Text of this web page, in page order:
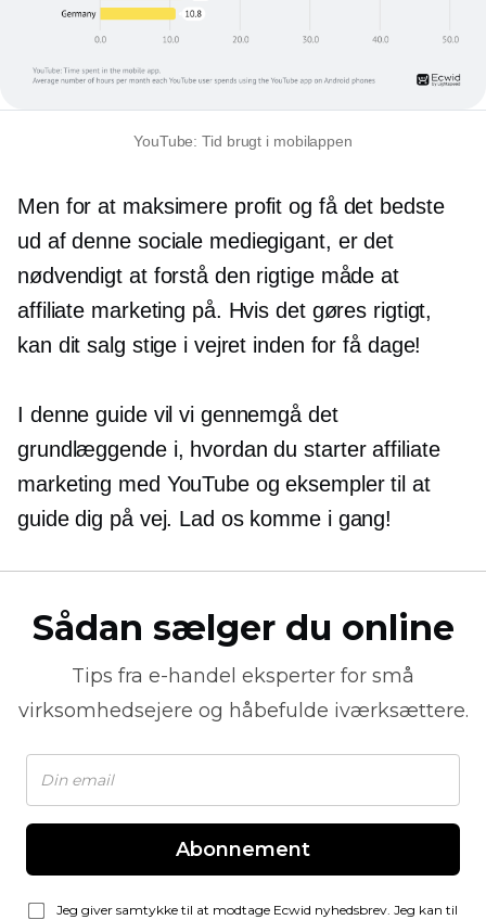
YouTube: Tid brugt i mobilappen
Men for at maksimere profit og få det bedste
ud af denne sociale mediegigant, er det
nødvendigt at forstå den rigtige måde at
affiliate marketing på. Hvis det gøres rigtigt,
kan dit salg stige i vejret inden for få dage!
I denne guide vil vi gennemgå det
grundlæggende i, hvordan du starter affiliate
marketing med YouTube og eksempler til at
guide dig på vej. Lad os komme i gang!
Sådan sælger du online
Tips fra e-handel eksperter for små
virksomhedsejere og håbefulde iværksættere.
Abonnement
Jeg giver samtykke til at modtage Ecwid nyhedsbrev. Jeg kan til